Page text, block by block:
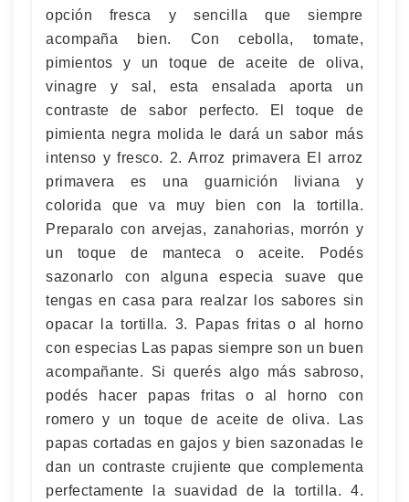
opción fresca y sencilla que siempre
acompaña bien. Con cebolla, tomate,
pimientos y un toque de aceite de oliva,
vinagre y sal, esta ensalada aporta un
contraste de sabor perfecto. El toque de
pimienta negra molida le dará un sabor más
intenso y fresco. 2. Arroz primavera El arroz
primavera es una guarnición liviana y
colorida que va muy bien con la tortilla.
Preparalo con arvejas, zanahorias, morrón y
un toque de manteca o aceite. Podés
sazonarlo con alguna especia suave que
tengas en casa para realzar los sabores sin
opacar la tortilla. 3. Papas fritas o al horno
con especias Las papas siempre son un buen
acompañante. Si querés algo más sabroso,
podés hacer papas fritas o al horno con
romero y un toque de aceite de oliva. Las
papas cortadas en gajos y bien sazonadas le
dan un contraste crujiente que complementa
perfectamente la suavidad de la tortilla. 4.